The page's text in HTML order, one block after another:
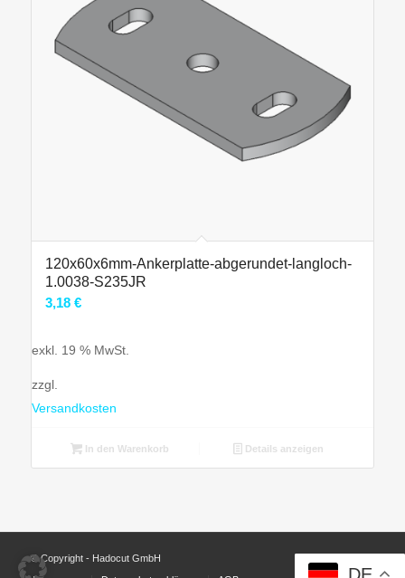
120x60x6mm-Ankerplatte-abgerundet-langloch-
1.0038-S235JR
3,18 €
exkl. 19 % MwSt.
zzgl.
Versandkosten
In den Warenkorb Details anzeigen
© Copyright - Hadocut GmbH